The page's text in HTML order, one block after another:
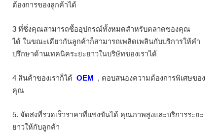
ต้องการของลูกค้าได้
3 ที่ซึ่งคุณสามารถซื้ออุปกรณ์ทั้งหมดสำหรับตลาดของคุณ
ได้ ในขณะเดียวกันลูกค้าก็สามารถเพลิดเพลินกับบริการให้คำ
ปรึกษาด้านเทคนิคระยะยาวในบริษัทของเราได้
4 สินค้าของเราก็ได้ OEM
, ตอบสนองความต้องการพิเศษของ
คุณ
5. จัดส่งที่รวดเร็วราคาที่แข่งขันได้ คุณภาพสูงและบริการระยะ
ยาวให้กับลูกค้า